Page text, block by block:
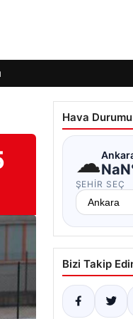
Hava Durumu
☁
ŞEHIR SEÇ
Bizi Takip